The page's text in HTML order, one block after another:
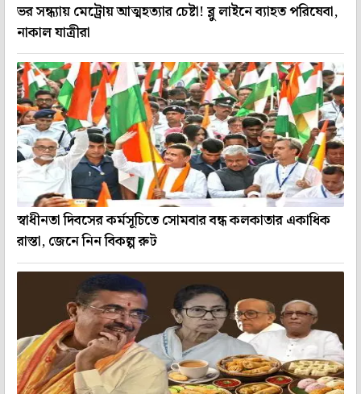
ভর সন্ধ্যায় মেট্রোয় আত্মহত্যার চেষ্টা! ব্লু লাইনে ব্যাহত পরিষেবা,
নাকাল যাত্রীরা
স্বাধীনতা দিবসের কর্মসূচিতে সোমবার বন্ধ কলকাতার একাধিক
রাস্তা, জেনে নিন বিকল্প রুট